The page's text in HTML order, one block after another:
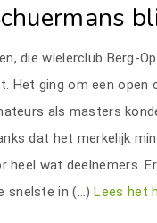
die wielerclub Berg-
Het ging om een
als masters
dat het merkelijk
heel wat deelnemers.
snelste in (…)Lees het